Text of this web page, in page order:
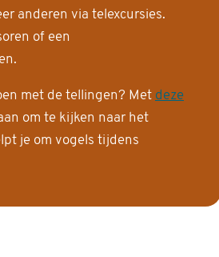
anderen via telexcursies.
of een
met de tellingen? Met deze
om te kijken naar het
je om vogels tijdens